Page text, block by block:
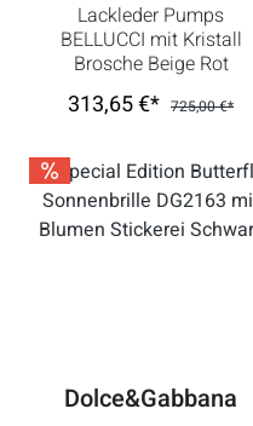
Lackleder Pumps
BELLUCCI mit Kristall
Brosche Beige Rot
Gold
313,65 €* 725,00 €*
Dolce&Gabbana